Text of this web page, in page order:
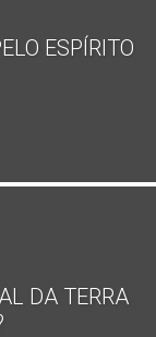
ESPÍRITO
DA TERRA